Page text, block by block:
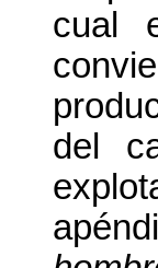
cual
del